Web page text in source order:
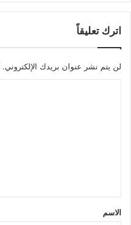
اترك تعليقاً
لن يتم نشر عنوان بريدك الإلكتروني.
ق
*
الاسم